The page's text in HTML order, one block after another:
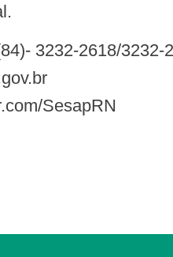
3232-2618/3232-
SesapRN